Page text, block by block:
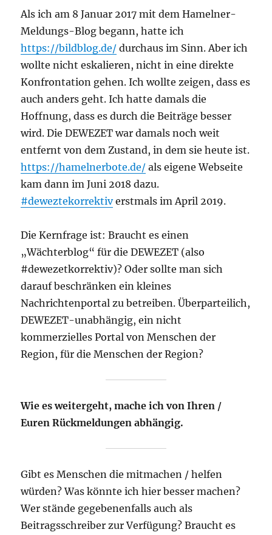
Als ich am 8 Januar 2017 mit dem Hamelner-
Meldungs-Blog begann, hatte ich
https://bildblog.de/ durchaus im Sinn. Aber ich
wollte nicht eskalieren, nicht in eine direkte
Konfrontation gehen. Ich wollte zeigen, dass es
auch anders geht. Ich hatte damals die
Hoffnung, dass es durch die Beiträge besser
wird. Die DEWEZET war damals noch weit
entfernt von dem Zustand, in dem sie heute ist.
https://hamelnerbote.de/ als eigene Webseite
kam dann im Juni 2018 dazu.
#deweztekorrektiverstmals im April 2019.
Die Kernfrage ist: Braucht es einen
„Wächterblog“ für die DEWEZET (also
#dewezetkorrektiv)? Oder sollte man sich
darauf beschränken ein kleines
Nachrichtenportal zu betreiben. Überparteilich,
DEWEZET-unabhängig, ein nicht
kommerzielles Portal von Menschen der
Region, für die Menschen der Region?
Wie es weitergeht, mache ich von Ihren /
Euren Rückmeldungen abhängig.
Gibt es Menschen die mitmachen / helfen
würden? Was könnte ich hier besser machen?
Wer stände gegebenenfalls auch als
Beitragsschreiber zur Verfügung? Braucht es